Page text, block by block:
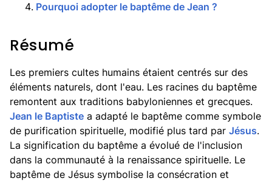
4. Pourquoi adopter le baptême de Jean ?
Résumé
Les premiers cultes humains étaient centrés sur des
éléments naturels, dont l'eau. Les racines du baptême
remontent aux traditions babyloniennes et grecques.
Jean le Baptiste a adapté le baptême comme symbole
de purification spirituelle, modifié plus tard par Jésus.
La signification du baptême a évolué de l'inclusion
dans la communauté à la renaissance spirituelle. Le
baptême de Jésus symbolise la consécration et